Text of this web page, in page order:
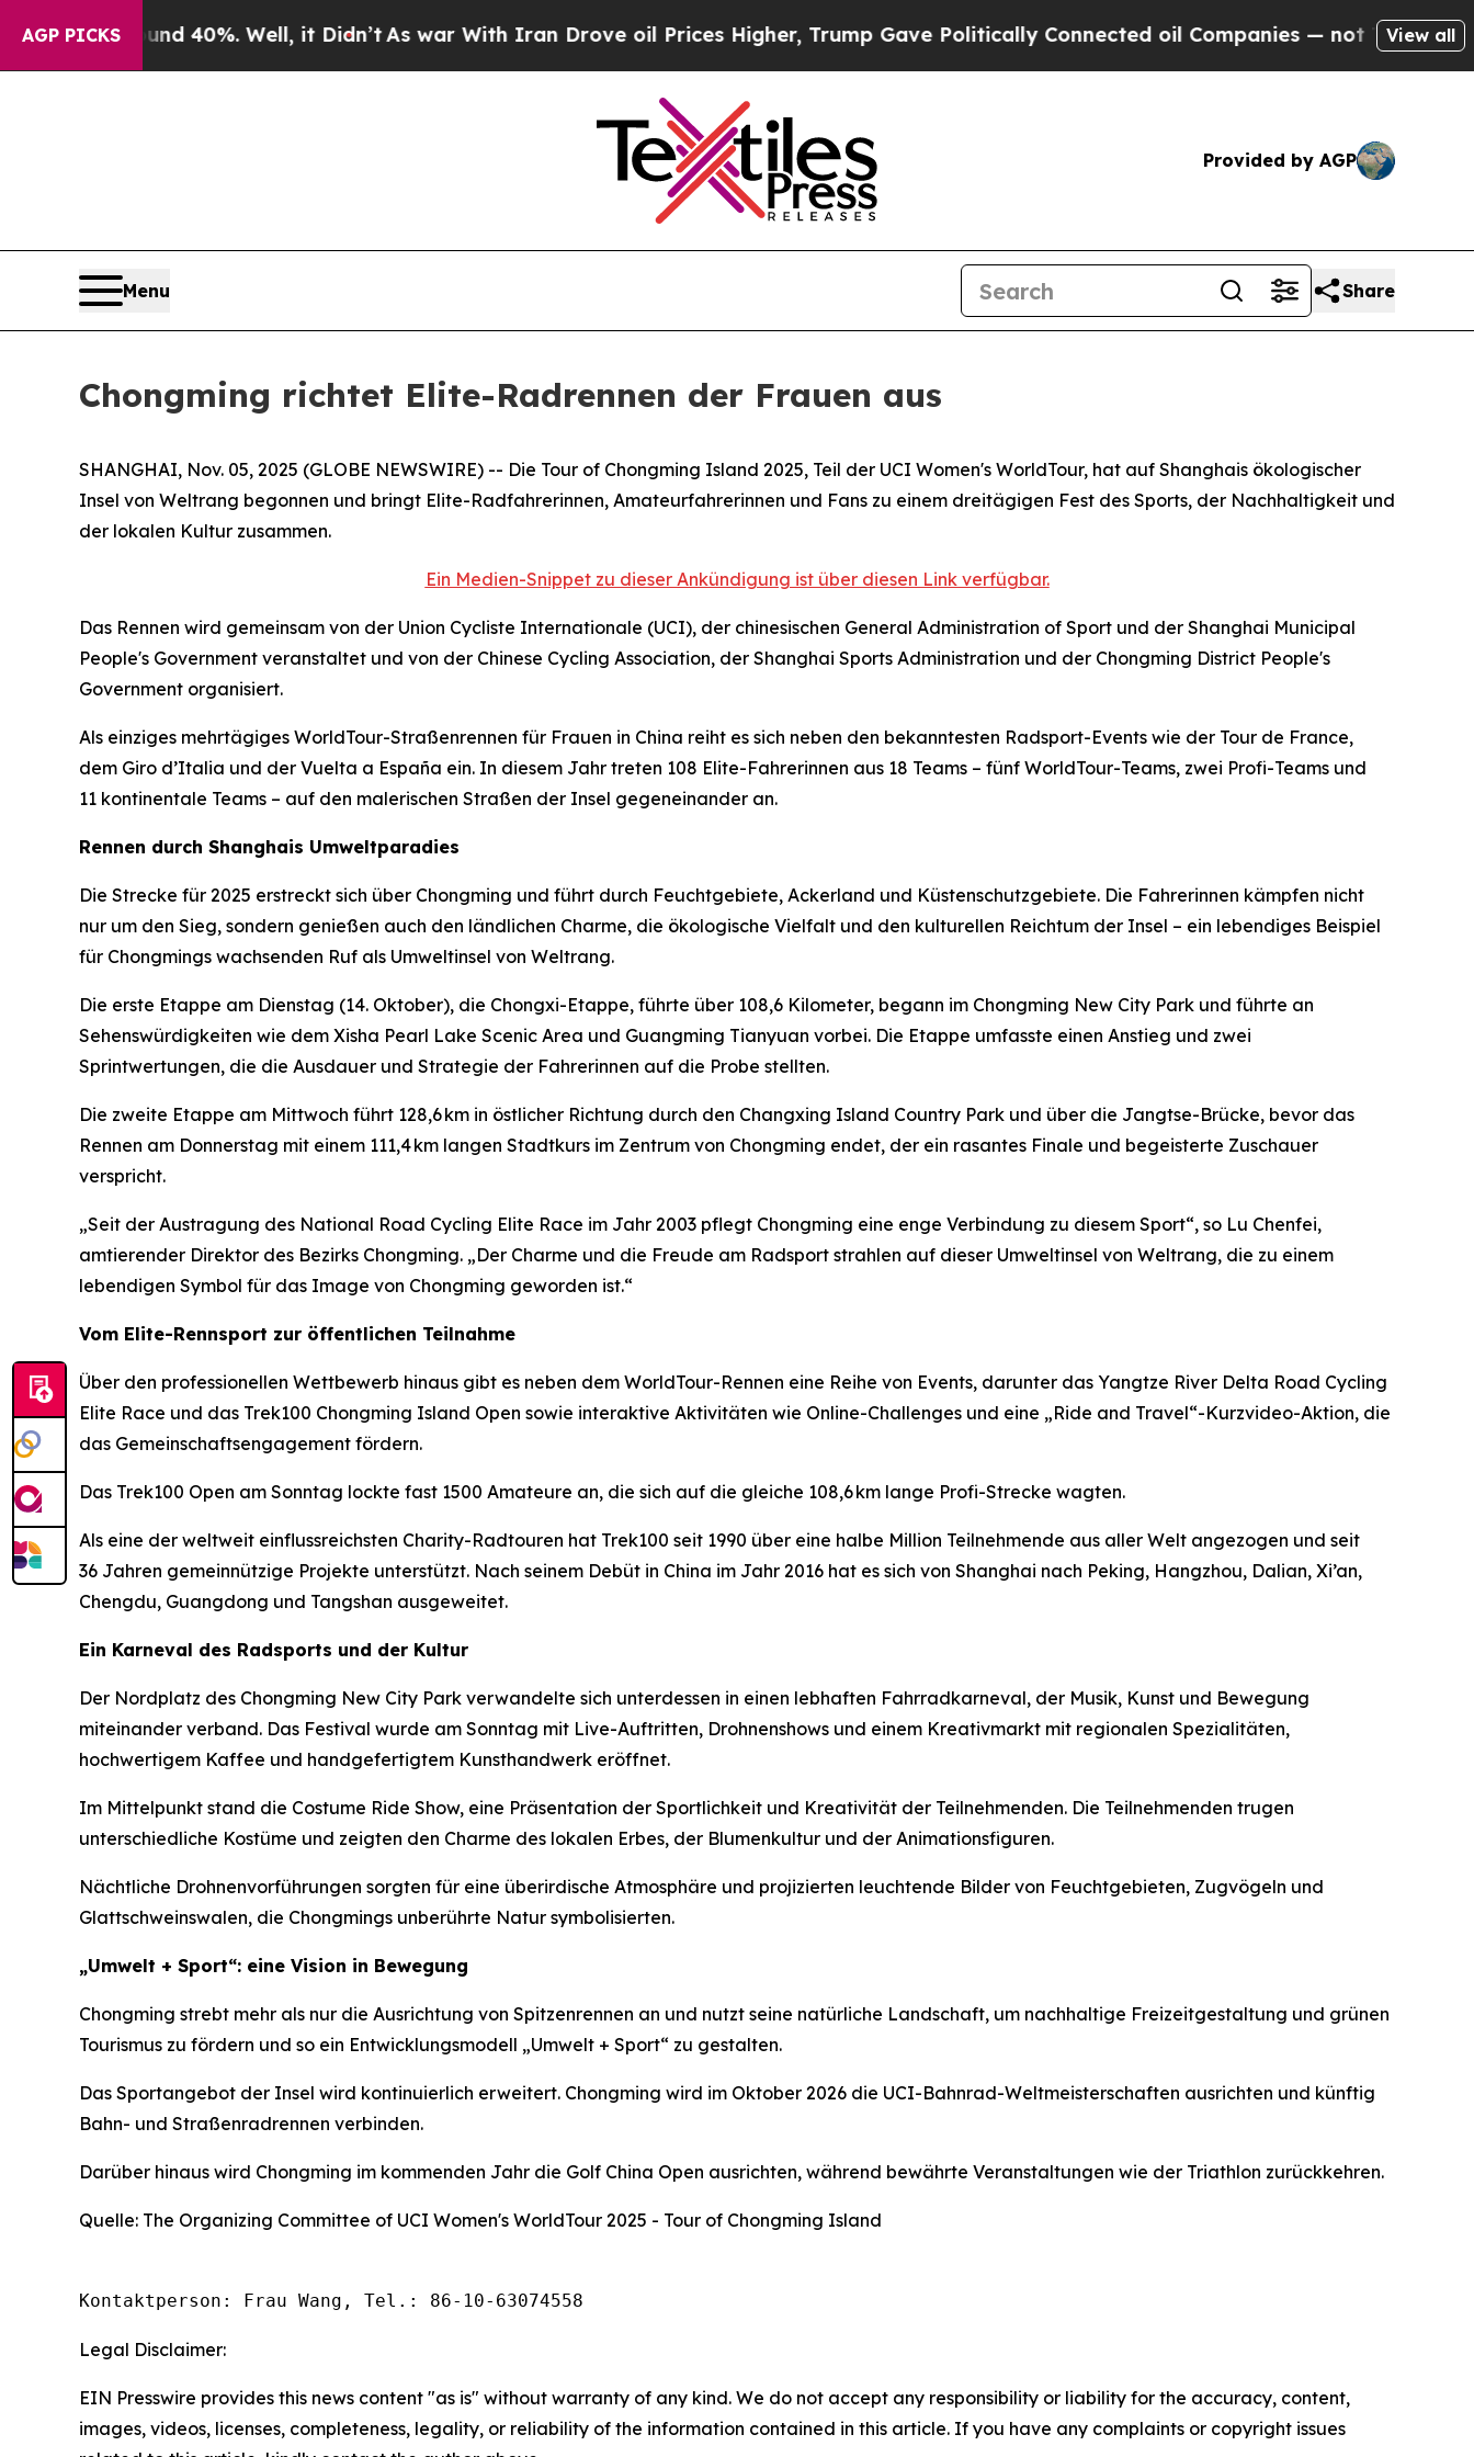
AGP PICKS
Around 40%. Well, it Didn’t As war With Iran Drove oil Prices Higher, Trump Gave Politically Connected oil Companies — not Taxpayers — the
View all
Provided by AGP
Menu Share
Chongming richtet Elite-Radrennen der Frauen aus
SHANGHAI, Nov. 05, 2025 (GLOBE NEWSWIRE) -- Die Tour of Chongming Island 2025, Teil der UCI Women's WorldTour, hat auf Shanghais ökologischer
Insel von Weltrang begonnen und bringt Elite-Radfahrerinnen, Amateurfahrerinnen und Fans zu einem dreitägigen Fest des Sports, der Nachhaltigkeit und
der lokalen Kultur zusammen.
Ein Medien-Snippet zu dieser Ankündigung ist über diesen Link verfügbar.
Das Rennen wird gemeinsam von der Union Cycliste Internationale (UCI), der chinesischen General Administration of Sport und der Shanghai Municipal
People's Government veranstaltet und von der Chinese Cycling Association, der Shanghai Sports Administration und der Chongming District People's
Government organisiert.
Als einziges mehrtägiges WorldTour-Straßenrennen für Frauen in China reiht es sich neben den bekanntesten Radsport-Events wie der Tour de France,
dem Giro d’Italia und der Vuelta a España ein. In diesem Jahr treten 108 Elite-Fahrerinnen aus 18 Teams – fünf WorldTour-Teams, zwei Profi-Teams und
11 kontinentale Teams – auf den malerischen Straßen der Insel gegeneinander an.
Rennen durch Shanghais Umweltparadies
Die Strecke für 2025 erstreckt sich über Chongming und führt durch Feuchtgebiete, Ackerland und Küstenschutzgebiete. Die Fahrerinnen kämpfen nicht
nur um den Sieg, sondern genießen auch den ländlichen Charme, die ökologische Vielfalt und den kulturellen Reichtum der Insel – ein lebendiges Beispiel
für Chongmings wachsenden Ruf als Umweltinsel von Weltrang.
Die erste Etappe am Dienstag (14. Oktober), die Chongxi-Etappe, führte über 108,6 Kilometer, begann im Chongming New City Park und führte an
Sehenswürdigkeiten wie dem Xisha Pearl Lake Scenic Area und Guangming Tianyuan vorbei. Die Etappe umfasste einen Anstieg und zwei
Sprintwertungen, die die Ausdauer und Strategie der Fahrerinnen auf die Probe stellten.
Die zweite Etappe am Mittwoch führt 128,6 km in östlicher Richtung durch den Changxing Island Country Park und über die Jangtse-Brücke, bevor das
Rennen am Donnerstag mit einem 111,4 km langen Stadtkurs im Zentrum von Chongming endet, der ein rasantes Finale und begeisterte Zuschauer
verspricht.
„Seit der Austragung des National Road Cycling Elite Race im Jahr 2003 pflegt Chongming eine enge Verbindung zu diesem Sport“, so Lu Chenfei,
amtierender Direktor des Bezirks Chongming. „Der Charme und die Freude am Radsport strahlen auf dieser Umweltinsel von Weltrang, die zu einem
lebendigen Symbol für das Image von Chongming geworden ist.“
Vom Elite-Rennsport zur öffentlichen Teilnahme
Über den professionellen Wettbewerb hinaus gibt es neben dem WorldTour-Rennen eine Reihe von Events, darunter das Yangtze River Delta Road Cycling
Elite Race und das Trek100 Chongming Island Open sowie interaktive Aktivitäten wie Online-Challenges und eine „Ride and Travel“-Kurzvideo-Aktion, die
das Gemeinschaftsengagement fördern.
Das Trek100 Open am Sonntag lockte fast 1500 Amateure an, die sich auf die gleiche 108,6 km lange Profi-Strecke wagten.
Als eine der weltweit einflussreichsten Charity-Radtouren hat Trek100 seit 1990 über eine halbe Million Teilnehmende aus aller Welt angezogen und seit
36 Jahren gemeinnützige Projekte unterstützt. Nach seinem Debüt in China im Jahr 2016 hat es sich von Shanghai nach Peking, Hangzhou, Dalian, Xi’an,
Chengdu, Guangdong und Tangshan ausgeweitet.
Ein Karneval des Radsports und der Kultur
Der Nordplatz des Chongming New City Park verwandelte sich unterdessen in einen lebhaften Fahrradkarneval, der Musik, Kunst und Bewegung
miteinander verband. Das Festival wurde am Sonntag mit Live-Auftritten, Drohnenshows und einem Kreativmarkt mit regionalen Spezialitäten,
hochwertigem Kaffee und handgefertigtem Kunsthandwerk eröffnet.
Im Mittelpunkt stand die Costume Ride Show, eine Präsentation der Sportlichkeit und Kreativität der Teilnehmenden. Die Teilnehmenden trugen
unterschiedliche Kostüme und zeigten den Charme des lokalen Erbes, der Blumenkultur und der Animationsfiguren.
Nächtliche Drohnenvorführungen sorgten für eine überirdische Atmosphäre und projizierten leuchtende Bilder von Feuchtgebieten, Zugvögeln und
Glattschweinswalen, die Chongmings unberührte Natur symbolisierten.
„Umwelt + Sport“: eine Vision in Bewegung
Chongming strebt mehr als nur die Ausrichtung von Spitzenrennen an und nutzt seine natürliche Landschaft, um nachhaltige Freizeitgestaltung und grünen
Tourismus zu fördern und so ein Entwicklungsmodell „Umwelt + Sport“ zu gestalten.
Das Sportangebot der Insel wird kontinuierlich erweitert. Chongming wird im Oktober 2026 die UCI-Bahnrad-Weltmeisterschaften ausrichten und künftig
Bahn- und Straßenradrennen verbinden.
Darüber hinaus wird Chongming im kommenden Jahr die Golf China Open ausrichten, während bewährte Veranstaltungen wie der Triathlon zurückkehren.
Quelle: The Organizing Committee of UCI Women's WorldTour 2025 - Tour of Chongming Island
Kontaktperson: Frau Wang, Tel.: 86-10-63074558
Legal Disclaimer:
EIN Presswire provides this news content "as is" without warranty of any kind. We do not accept any responsibility or liability for the accuracy, content,
images, videos, licenses, completeness, legality, or reliability of the information contained in this article. If you have any complaints or copyright issues